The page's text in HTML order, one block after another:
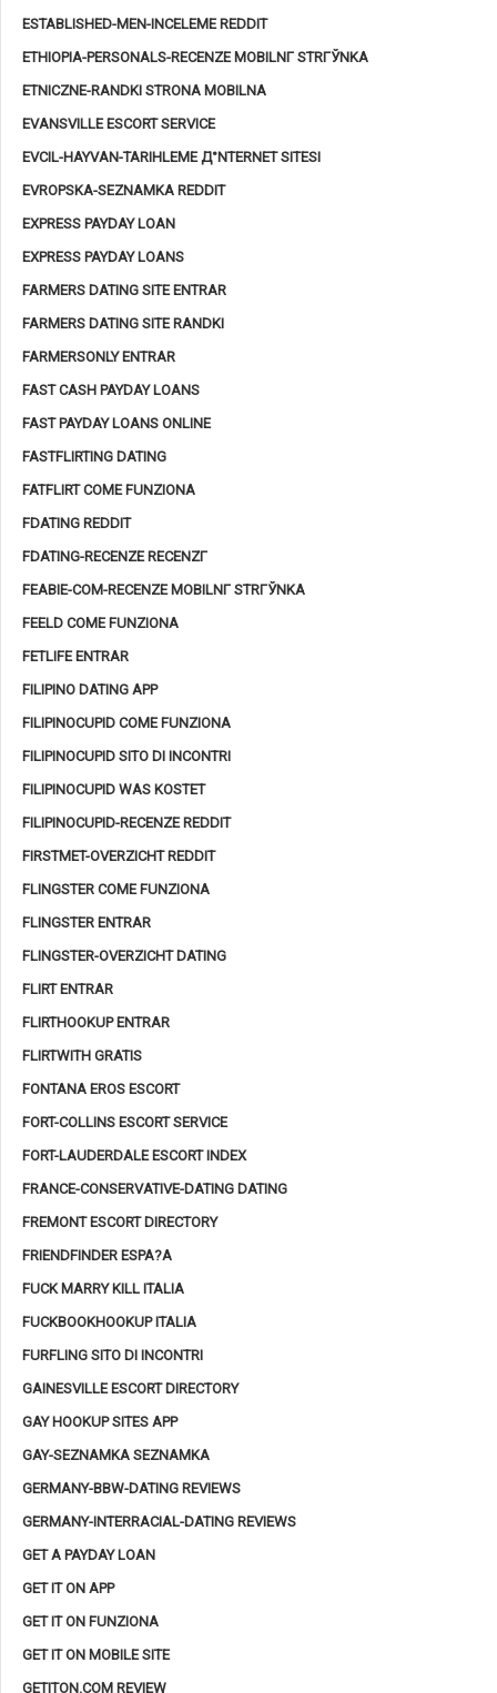
ESTABLISHED-MEN-INCELEME REDDIT
ETHIOPIA-PERSONALS-RECENZE MOBILNГ­ STRГЎNKA
ETNICZNE-RANDKI STRONA MOBILNA
EVANSVILLE ESCORT SERVICE
EVCIL-HAYVAN-TARIHLEME Д°NTERNET SITESI
EVROPSKA-SEZNAMKA REDDIT
EXPRESS PAYDAY LOAN
EXPRESS PAYDAY LOANS
FARMERS DATING SITE ENTRAR
FARMERS DATING SITE RANDKI
FARMERSONLY ENTRAR
FAST CASH PAYDAY LOANS
FAST PAYDAY LOANS ONLINE
FASTFLIRTING DATING
FATFLIRT COME FUNZIONA
FDATING REDDIT
FDATING-RECENZE RECENZГ­
FEABIE-COM-RECENZE MOBILNГ­ STRГЎNKA
FEELD COME FUNZIONA
FETLIFE ENTRAR
FILIPINO DATING APP
FILIPINOCUPID COME FUNZIONA
FILIPINOCUPID SITO DI INCONTRI
FILIPINOCUPID WAS KOSTET
FILIPINOCUPID-RECENZE REDDIT
FIRSTMET-OVERZICHT REDDIT
FLINGSTER COME FUNZIONA
FLINGSTER ENTRAR
FLINGSTER-OVERZICHT DATING
FLIRT ENTRAR
FLIRTHOOKUP ENTRAR
FLIRTWITH GRATIS
FONTANA EROS ESCORT
FORT-COLLINS ESCORT SERVICE
FORT-LAUDERDALE ESCORT INDEX
FRANCE-CONSERVATIVE-DATING DATING
FREMONT ESCORT DIRECTORY
FRIENDFINDER ESPA?A
FUCK MARRY KILL ITALIA
FUCKBOOKHOOKUP ITALIA
FURFLING SITO DI INCONTRI
GAINESVILLE ESCORT DIRECTORY
GAY HOOKUP SITES APP
GAY-SEZNAMKA SEZNAMKA
GERMANY-BBW-DATING REVIEWS
GERMANY-INTERRACIAL-DATING REVIEWS
GET A PAYDAY LOAN
GET IT ON APP
GET IT ON FUNZIONA
GET IT ON MOBILE SITE
GETITON.COM REVIEW